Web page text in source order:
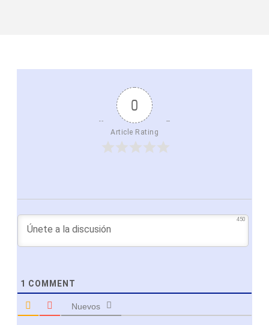
0
Article Rating
450
1 COMMENT
Nuevos